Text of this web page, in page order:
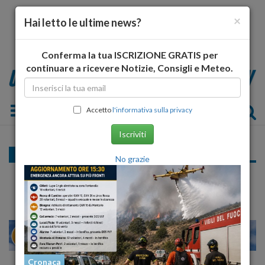
Toggle navigation
Bernie Ecclestone novello sposo ad 81 anni
MILANO 28 30
×
Hai letto le ultime news?
Conferma la tua ISCRIZIONE GRATIS per
continuare a ricevere Notizie, Consigli e Meteo.
Accettol'informativa sulla privacy
Iscriviti
No grazie
Cronaca